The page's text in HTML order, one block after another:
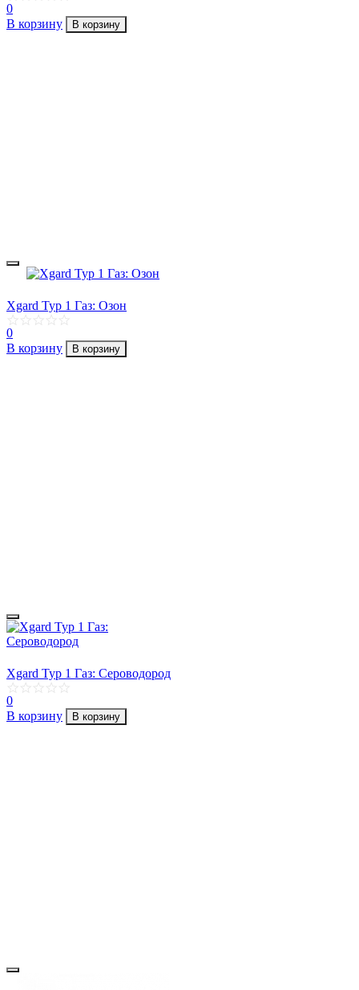
0
В корзину
В корзину
Xgard Typ 1 Газ: Озон
0
В корзину
В корзину
Xgard Typ 1 Газ: Сероводород
0
В корзину
В корзину